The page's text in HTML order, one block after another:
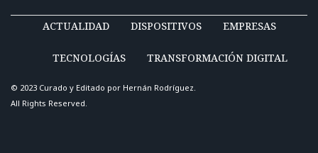
ACTUALIDAD DISPOSITIVOS EMPRESAS
TECNOLOGÍAS TRANSFORMACIÓN DIGITAL
© 2023 Curado y Editado por Hernán Rodríguez.
All Rights Reserved.